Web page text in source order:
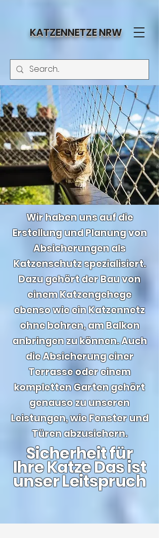
KATZENNETZE NRW
Wir haben uns auf die
Erstellung und Planung von
Absicherungen als
Katzenschutz spezialisiert.
Dazu gehört der Bau von
einem Katzengehege
ebenso wie ein Katzennetz
ohne bohren, am Balkon
anbringen zu können. Auch
die Absicherung einer
Terrasse oder einem
kompletten Garten gehört
genauso zu unseren
Leistungen, wie Fenster und
Türen abzusichern.
Sicherheit für
Ihre Katze Das ist
unser Leitspruch